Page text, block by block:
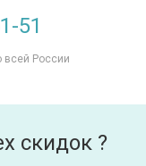
51
всей России
скидок ?